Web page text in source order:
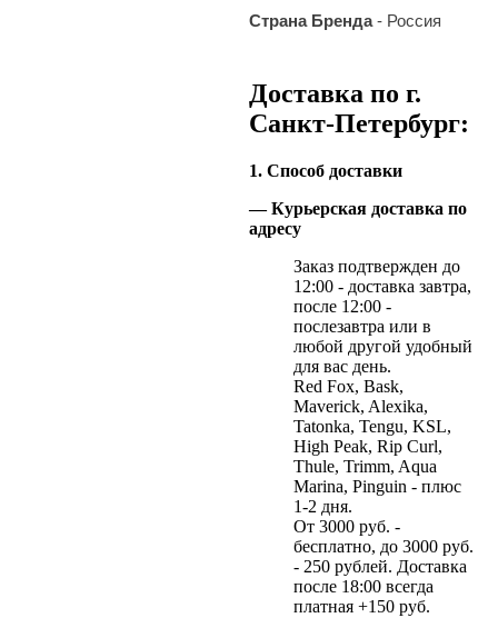
Страна Бренда- Россия
Доставка по г.
Санкт-Петербург:
1. Способ доставки
— Курьерская доставка по
адресу
Заказ подтвержден до
12:00 - доставка завтра,
после 12:00 -
послезавтра или в
любой другой удобный
для вас день.
Red Fox, Bask,
Maverick, Alexika,
Tatonka, Tengu, KSL,
High Peak, Rip Curl,
Thule, Trimm, Aqua
Marina, Pinguin - плюс
1-2 дня.
От 3000 руб. -
бесплатно, до 3000 руб.
- 250 рублей. Доставка
после 18:00 всегда
платная +150 руб.